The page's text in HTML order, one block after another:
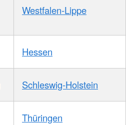
Westfalen-Lippe
Hessen
Schleswig-Holstein
Thüringen